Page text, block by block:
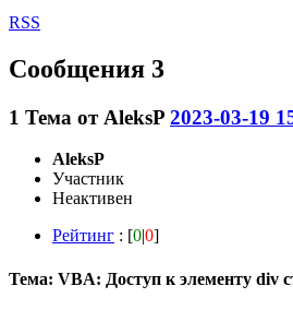
RSS
Сообщения 3
1 Тема от AleksP 2023-03-19
AleksP
Участник
Неактивен
Рейтинг : [0|0]
Тема: VBA: Доступ к элементу div